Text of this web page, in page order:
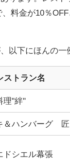
料金が10％
以下にほんの一
ストラン名
理"絆"
＆ハンバーグ 匠
ドシエル幕張